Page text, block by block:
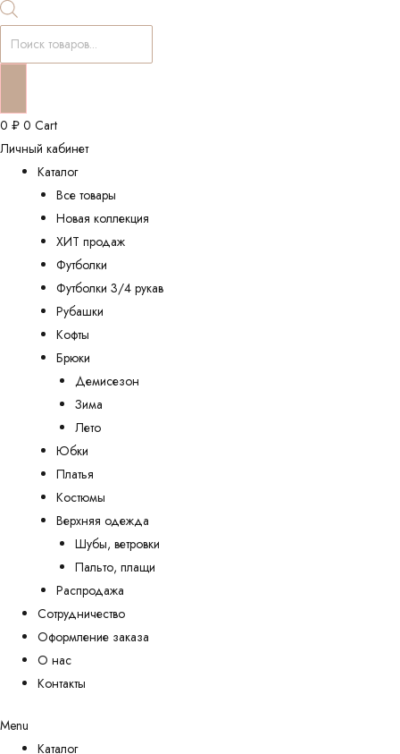
Поиск
товаров
0 ₽ 0 Cart
Личный кабинет
Каталог
Все товары
Новая коллекция
ХИТ продаж
Футболки
Футболки 3/4 рукав
Рубашки
Кофты
Брюки
Демисезон
Зима
Лето
Юбки
Платья
Костюмы
Верхняя одежда
Шубы, ветровки
Пальто, плащи
Распродажа
Сотрудничество
Оформление заказа
О нас
Контакты
Menu
Каталог